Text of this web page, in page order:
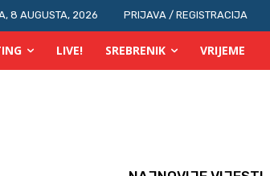
8 AUGUSTA, 2026 PRIJAVA / REGISTRACIJA
LIVE! SREBRENIK VRIJEME